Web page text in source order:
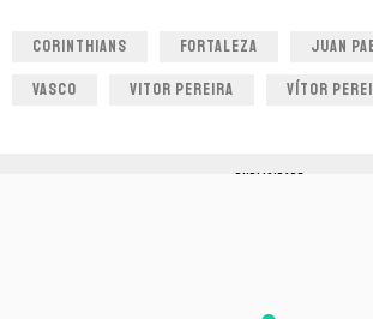
CORINTHIANS FORTALEZA JUAN
VASCO VITOR PEREIRA VÍTOR
PUBLICIDADE